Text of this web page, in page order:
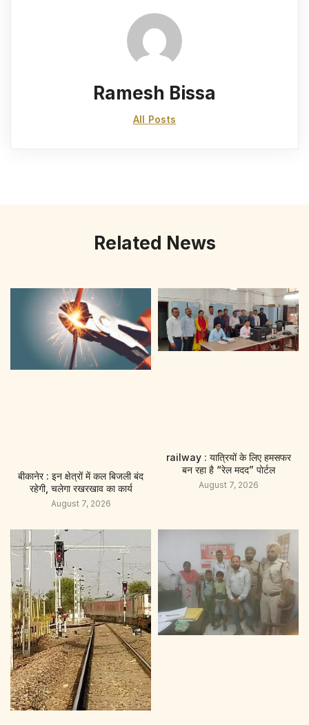
Ramesh Bissa
All Posts
Related News
बीकानेर : इन क्षेत्रों में कल बिजली बंद
रहेगी, चलेगा रखरखाव का कार्य
August 7, 2026
railway : यात्रियों के लिए हमसफर
बन रहा है “रेल मदद” पाेर्टल
August 7, 2026